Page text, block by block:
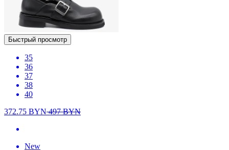
Быстрый просмотр
35
36
37
38
40
372.75 BYN497BYN
New